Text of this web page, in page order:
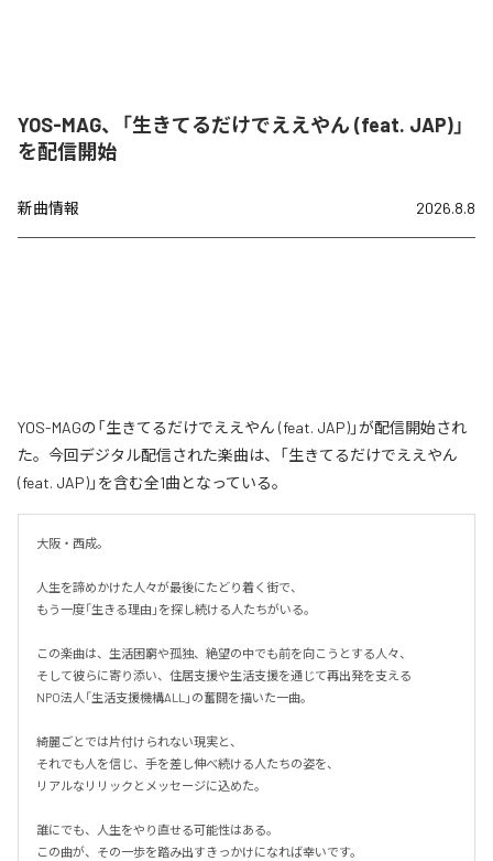
YOS-MAG、「生きてるだけでええやん (feat. JAP)」
を配信開始
新曲情報 2026.8.8
YOS-MAGの「生きてるだけでええやん (feat. JAP)」が配信開始され
た。今回デジタル配信された楽曲は、「生きてるだけでええやん
(feat. JAP)」を含む全1曲となっている。
大阪・西成。
人生を諦めかけた人々が最後にたどり着く街で、
もう一度「生きる理由」を探し続ける人たちがいる。
この楽曲は、生活困窮や孤独、絶望の中でも前を向こうとする人々、
そして彼らに寄り添い、住居支援や生活支援を通じて再出発を支える
NPO法人「生活支援機構ALL」の奮闘を描いた一曲。
綺麗ごとでは片付けられない現実と、
それでも人を信じ、手を差し伸べ続ける人たちの姿を、
リアルなリリックとメッセージに込めた。
誰にでも、人生をやり直せる可能性はある。
この曲が、その一歩を踏み出すきっかけになれば幸いです。